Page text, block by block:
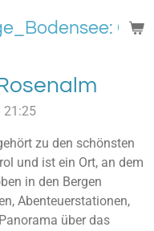
21:25
zu den schönsten
und ist ein Ort, an dem
in den Bergen
Abenteuerstationen,
über das